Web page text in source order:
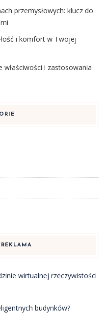
przemysłowych: klucz do
i komfort w Twojej
właściwości i zastosowania
wirtualnej rzeczywistości
budynków?